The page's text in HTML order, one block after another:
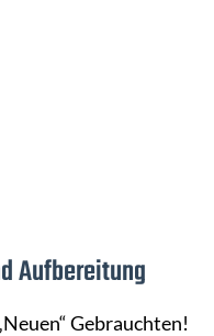
Aufbereitung
Gebrauchten!